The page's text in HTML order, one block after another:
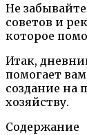
Не
советов и
которое
Итак,
помогает
создание на
хозяйству.
Содержание